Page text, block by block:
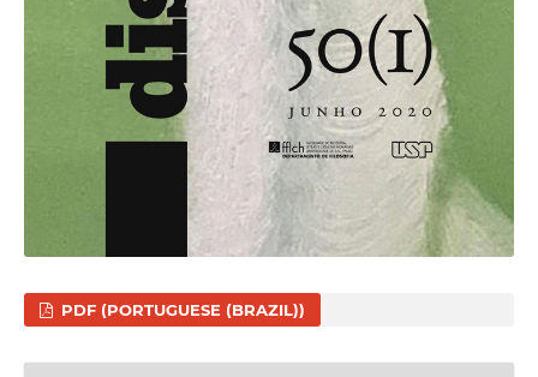
PDF (PORTUGUESE (BRAZIL))